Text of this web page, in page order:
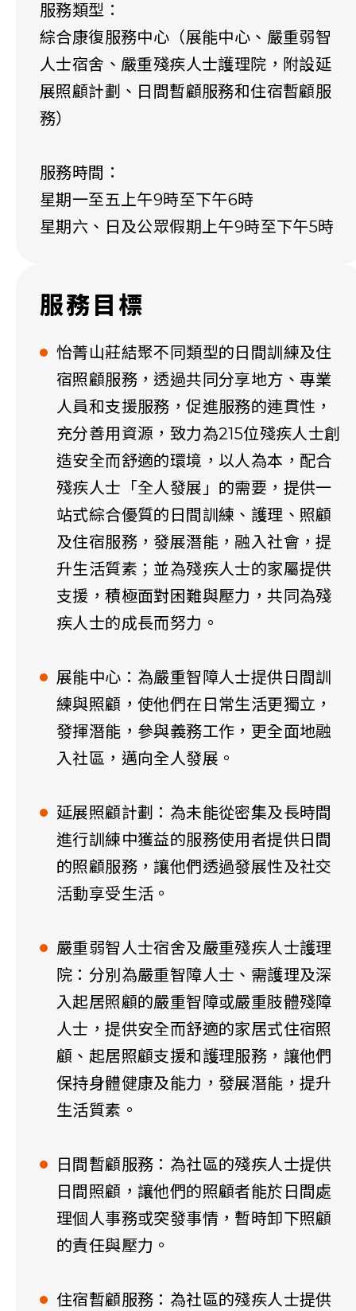
服務類型：
綜合康復服務中心（展能中心、嚴重弱智
人士宿舍、嚴重殘疾人士護理院，附設延
展照顧計劃、日間暫顧服務和住宿暫顧服
務）
服務時間：
星期一至五上午9時至下午6時
星期六、日及公眾假期上午9時至下午5時
服務目標
怡菁山莊結聚不同類型的日間訓練及住
宿照顧服務，透過共同分享地方、專業
人員和支援服務，促進服務的連貫性，
充分善用資源，致力為215位殘疾人士創
造安全而舒適的環境，以人為本，配合
殘疾人士「全人發展」的需要，提供一
站式綜合優質的日間訓練、護理、照顧
及住宿服務，發展潛能，融入社會，提
升生活質素；並為殘疾人士的家屬提供
支援，積極面對困難與壓力，共同為殘
疾人士的成長而努力。
展能中心：為嚴重智障人士提供日間訓
練與照顧，使他們在日常生活更獨立，
發揮潛能，參與義務工作，更全面地融
入社區，邁向全人發展。
延展照顧計劃：為未能從密集及長時間
進行訓練中獲益的服務使用者提供日間
的照顧服務，讓他們透過發展性及社交
活動享受生活。
嚴重弱智人士宿舍及嚴重殘疾人士護理
院：分別為嚴重智障人士、需護理及深
入起居照顧的嚴重智障或嚴重肢體殘障
人士，提供安全而舒適的家居式住宿照
顧、起居照顧支援和護理服務，讓他們
保持身體健康及能力，發展潛能，提升
生活質素。
日間暫顧服務：為社區的殘疾人士提供
日間照顧，讓他們的照顧者能於日間處
理個人事務或突發事情，暫時卸下照顧
的責任與壓力。
住宿暫顧服務：為社區的殘疾人士提供